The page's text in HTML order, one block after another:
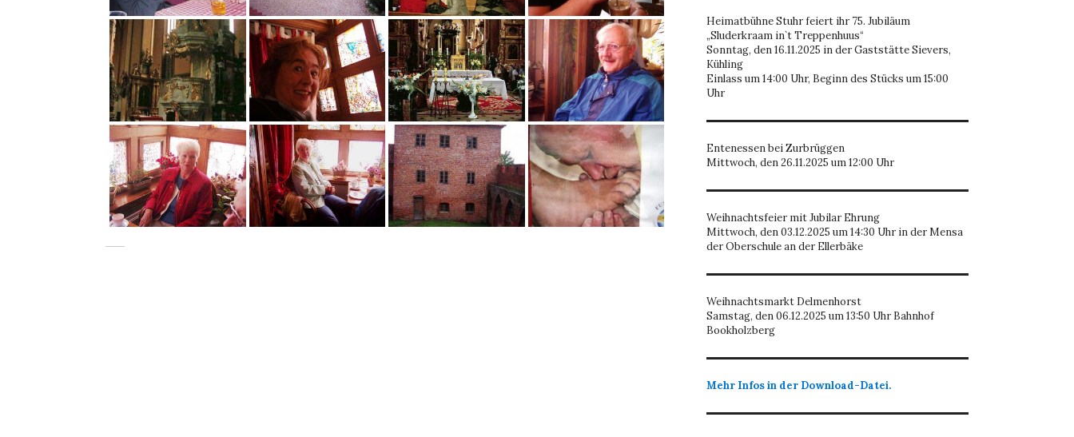
Heimatbühne Stuhr feiert ihr 75. Jubiläum
„Sluderkraam in`t Treppenhuus“
Sonntag, den 16.11.2025 in der Gaststätte Sievers,
Kühling
Einlass um 14:00 Uhr, Beginn des Stücks um 15:00
Uhr
Entenessen bei Zurbrüggen
Mittwoch, den 26.11.2025 um 12:00 Uhr
Weihnachtsfeier mit Jubilar Ehrung
Mittwoch, den 03.12.2025 um 14:30 Uhr in der Mensa
der Oberschule an der Ellerbäke
Weihnachtsmarkt Delmenhorst
Samstag, den 06.12.2025 um 13:50 Uhr Bahnhof
Bookholzberg
Mehr Infos in der Download-Datei.